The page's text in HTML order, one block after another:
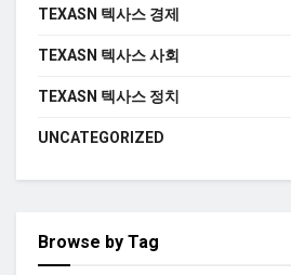
TEXASN 텍사스 경제
TEXASN 텍사스 사회
TEXASN 텍사스 정치
UNCATEGORIZED
Browse by Tag